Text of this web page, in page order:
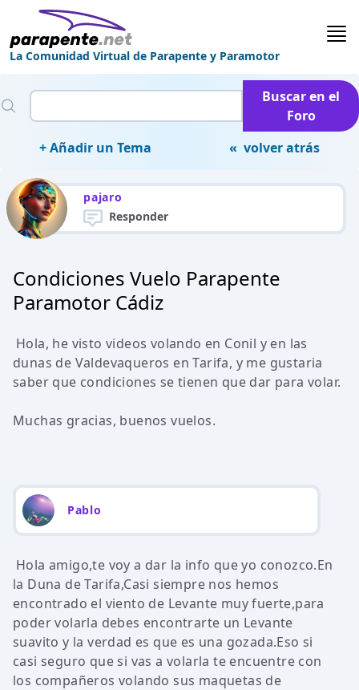
La Comunidad Virtual de Parapente y Paramotor
Buscar en el
Foro
+ Añadir un Tema
« volver atrás
pajaro
Responder
Condiciones Vuelo Parapente
Paramotor Cádiz
Hola, he visto videos volando en Conil y en las
dunas de Valdevaqueros en Tarifa, y me gustaria
saber que condiciones se tienen que dar para volar.
Muchas gracias, buenos vuelos.
Pablo
Hola amigo,te voy a dar la info que yo conozco.En
la Duna de Tarifa,Casi siempre nos hemos
encontrado el viento de Levante muy fuerte,para
poder volarla debes encontrarte un Levante
suavito y la verdad es que es una gozada.Eso si
casi seguro que si vas a volarla te encuentre con
los compañeros volando sus maquetas de